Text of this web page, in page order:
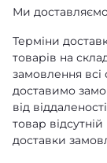
Ми доставляємо
Терміни
товарів на
замовлення всі
доставимо
від
товар
доставки